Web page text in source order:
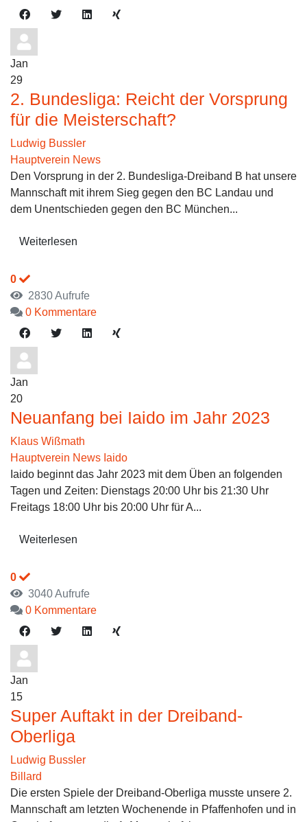
Jan
29
2. Bundesliga: Reicht der Vorsprung
für die Meisterschaft?
Ludwig Bussler
Hauptverein News
Den Vorsprung in der 2. Bundesliga-Dreiband B hat unsere
Mannschaft mit ihrem Sieg gegen den BC Landau und
dem Unentschieden gegen den BC München...
Weiterlesen
0
2830 Aufrufe
0 Kommentare
Jan
20
Neuanfang bei Iaido im Jahr 2023
Klaus Wißmath
Hauptverein News Iaido
Iaido beginnt das Jahr 2023 mit dem Üben an folgenden
Tagen und Zeiten: Dienstags 20:00 Uhr bis 21:30 Uhr
Freitags 18:00 Uhr bis 20:00 Uhr für A...
Weiterlesen
0
3040 Aufrufe
0 Kommentare
Jan
15
Super Auftakt in der Dreiband-
Oberliga
Ludwig Bussler
Billard
Die ersten Spiele der Dreiband-Oberliga musste unsere 2.
Mannschaft am letzten Wochenende in Pfaffenhofen und in